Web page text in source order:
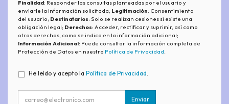
Finalidad: Responder las consultas planteadas por el usuario y
enviarle la información solicitada; Legitimación: Consentimiento
del usuario; Destinatarios: Solo se realizan cesiones si existe una
obligación legal; Derechos: Acceder, rectificar y suprimir, así como
otros derechos, como se indica en la información adicional;
Información Adicional: Puede consultar la información completa de
Protección de Datos en nuestra Política de Privacidad
He leído y acepto la Política de Privacidad.
Enviar